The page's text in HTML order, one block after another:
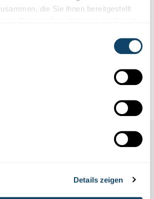
die Sie ihnen bereitgestellt
Details zeigen